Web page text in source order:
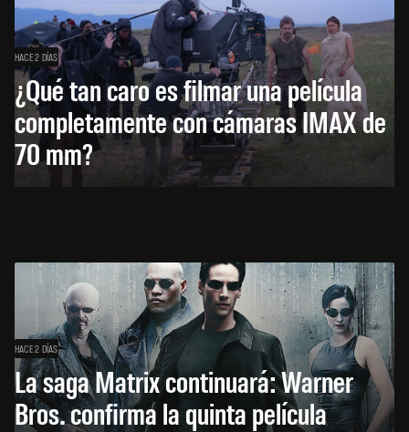
HACE 2 DÍAS
¿Qué tan caro es filmar una película
completamente con cámaras IMAX de
70 mm?
HACE 2 DÍAS
La saga Matrix continuará: Warner
Bros. confirma la quinta película